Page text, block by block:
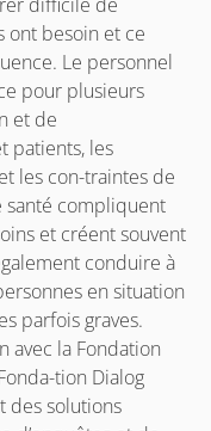
ont besoin et ce
Le personnel
pour plusieurs
et de
patients, les
les con-traintes de
santé compliquent
et créent souvent
conduire à
en situation
parfois graves.
avec la Fondation
tion Dialog
des solutions